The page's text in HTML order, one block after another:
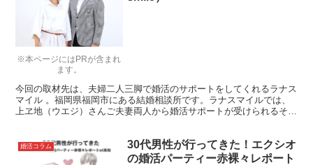
※本ページにはPRが含まれ
ます。
今回の取材先は、夫婦二人三脚で婚活のサポートをしてくれるラナス
マイル 。福岡県福岡市にある結婚相談所です。ラナスマイルでは、
上ヱ地（ウエジ）さんご夫妻両人から婚活サポートが受けられるそ
婚活コラム
30代男性が行ってきた！エクシオ
の婚活パーティー赤裸々レポート